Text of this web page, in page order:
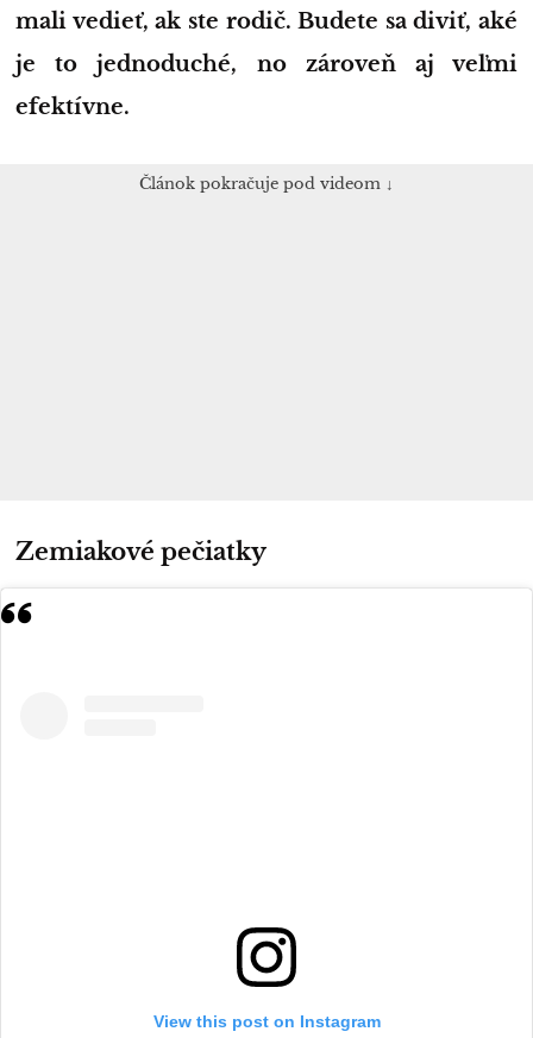
mali vedieť, ak ste rodič. Budete sa diviť, aké
je to jednoduché, no zároveň aj veľmi
efektívne.
Článok pokračuje pod videom ↓
Zemiakové pečiatky
View this post on Instagram